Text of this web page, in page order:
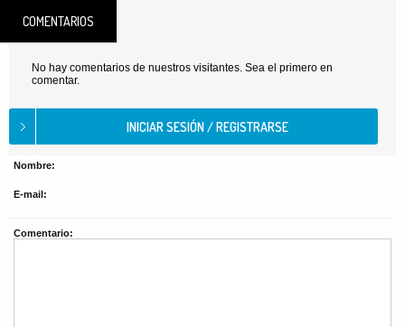
COMENTARIOS
No hay comentarios de nuestros visitantes. Sea el primero en
comentar.
Nombre:
E-mail:
Comentario: